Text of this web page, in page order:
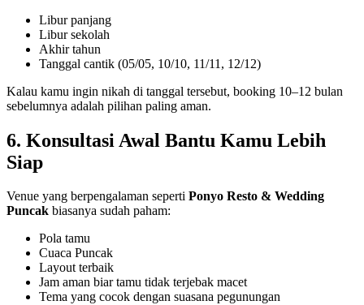
Libur panjang
Libur sekolah
Akhir tahun
Tanggal cantik (05/05, 10/10, 11/11, 12/12)
Kalau kamu ingin nikah di tanggal tersebut, booking 10–12 bulan
sebelumnya adalah pilihan paling aman.
6. Konsultasi Awal Bantu Kamu Lebih
Siap
Venue yang berpengalaman seperti Ponyo Resto & Wedding
Puncak biasanya sudah paham:
Pola tamu
Cuaca Puncak
Layout terbaik
Jam aman biar tamu tidak terjebak macet
Tema yang cocok dengan suasana pegunungan